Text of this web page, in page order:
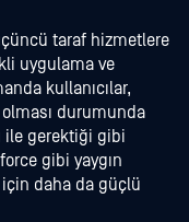
taraf hizmetlere
uygulama ve
kullanıcılar,
durumunda
ile gerektiği gibi
gibi yaygın
daha da güçlü